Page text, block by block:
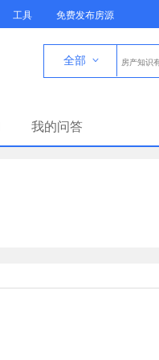
工具 免费发布房源
全部 
我的问答